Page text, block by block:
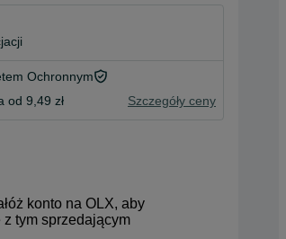
Ochronnym
od 9,49 zł Szczegóły ceny
konto na OLX, aby
tym sprzedającym